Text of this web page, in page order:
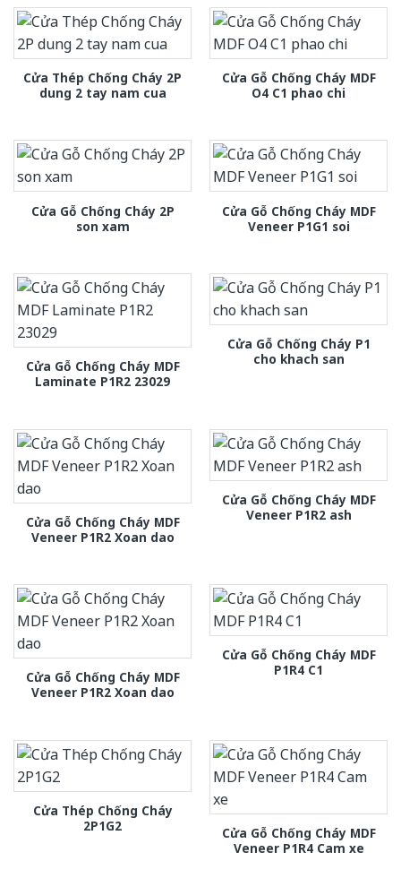
Cửa Thép Chống Cháy 2P
dung 2 tay nam cua
Cửa Gỗ Chống Cháy MDF
O4 C1 phao chi
Cửa Gỗ Chống Cháy 2P
son xam
Cửa Gỗ Chống Cháy MDF
Veneer P1G1 soi
Cửa Gỗ Chống Cháy MDF
Laminate P1R2 23029
Cửa Gỗ Chống Cháy P1
cho khach san
Cửa Gỗ Chống Cháy MDF
Veneer P1R2 Xoan dao
Cửa Gỗ Chống Cháy MDF
Veneer P1R2 ash
Cửa Gỗ Chống Cháy MDF
Veneer P1R2 Xoan dao
Cửa Gỗ Chống Cháy MDF
P1R4 C1
Cửa Thép Chống Cháy
2P1G2
Cửa Gỗ Chống Cháy MDF
Veneer P1R4 Cam xe